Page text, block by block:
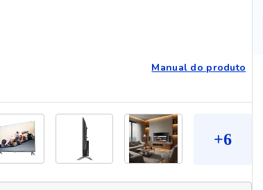
Manual do produto
+6